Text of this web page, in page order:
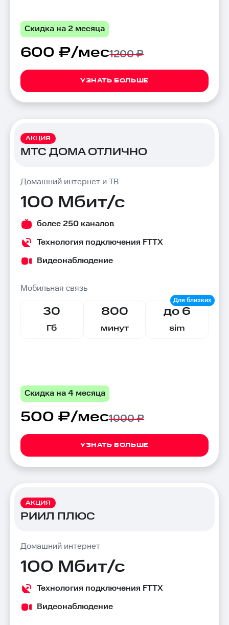
Скидка на 2 месяца
600 ₽/мес1200 ₽
УЗНАТЬ БОЛЬШЕ
АКЦИЯ
МТС ДОМА ОТЛИЧНО
Домашний интернет и ТВ
100 Мбит/с
более 250 каналов
Технология подключения FTTX
Видеонаблюдение
Мобильная связь
30
Гб
800
минут
до 6
sim
Скидка на 4 месяца
500 ₽/мес1000 ₽
УЗНАТЬ БОЛЬШЕ
АКЦИЯ
РИИЛ ПЛЮС
Домашний интернет
100 Мбит/с
Технология подключения FTTX
Видеонаблюдение